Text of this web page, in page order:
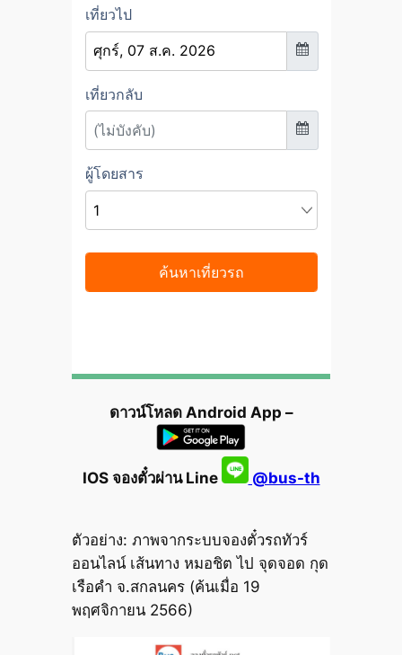
ดาวน์โหลด Android App –
IOS จองตั๋วผ่าน Line @bus-th
ตัวอย่าง: ภาพจากระบบจองตั๋วรถทัวร์
ออนไลน์ เส้นทาง หมอชิต ไป จุดจอด กุด
เรือคำ จ.สกลนคร (ค้นเมื่อ 19
พฤศจิกายน 2566)